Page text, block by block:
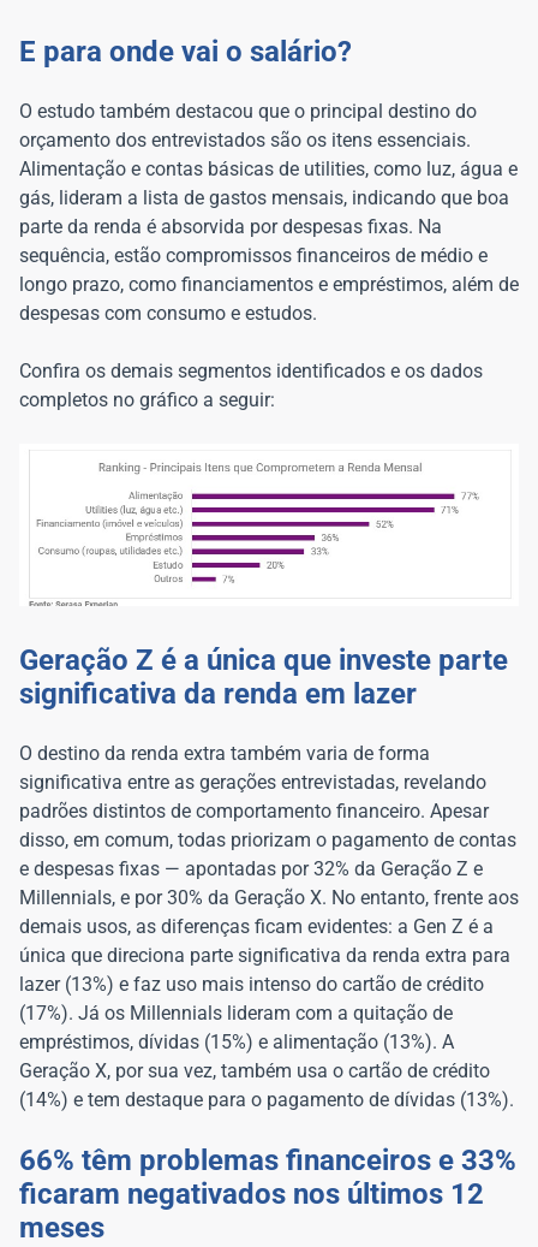
E para onde vai o salário?
O estudo também destacou que o principal destino do
orçamento dos entrevistados são os itens essenciais.
Alimentação e contas básicas de utilities, como luz, água e
gás, lideram a lista de gastos mensais, indicando que boa
parte da renda é absorvida por despesas fixas. Na
sequência, estão compromissos financeiros de médio e
longo prazo, como financiamentos e empréstimos, além de
despesas com consumo e estudos.
Confira os demais segmentos identificados e os dados
completos no gráfico a seguir:
Geração Z é a única que investe parte
significativa da renda em lazer
O destino da renda extra também varia de forma
significativa entre as gerações entrevistadas, revelando
padrões distintos de comportamento financeiro. Apesar
disso, em comum, todas priorizam o pagamento de contas
e despesas fixas — apontadas por 32% da Geração Z e
Millennials, e por 30% da Geração X. No entanto, frente aos
demais usos, as diferenças ficam evidentes: a Gen Z é a
única que direciona parte significativa da renda extra para
lazer (13%) e faz uso mais intenso do cartão de crédito
(17%). Já os Millennials lideram com a quitação de
empréstimos, dívidas (15%) e alimentação (13%). A
Geração X, por sua vez, também usa o cartão de crédito
(14%) e tem destaque para o pagamento de dívidas (13%).
66% têm problemas financeiros e 33%
ficaram negativados nos últimos 12
meses